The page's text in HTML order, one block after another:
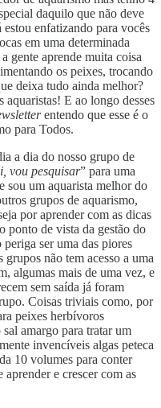
daquilo que não deve
estou enfatizando para vocês
em uma determinada
gente aprende muita coisa
os peixes, trocando
deixa tudo ainda melhor?
aquaristas! E ao longo desses
entendo que esse é o
para Todos.
a dia do nosso grupo de
vou pesquisar” para uma
sou um aquarista melhor do
grupos de aquarismo,
por aprender com as dicas
ponto de vista da gestão do
ser uma das piores
não tem acesso a uma
algumas mais de uma vez, e
sem saída já foram
Coisas triviais como, por
peixes herbívoros
amargo para tratar um
invencíveis algas peteca
10 volumes para conter
e crescer com as